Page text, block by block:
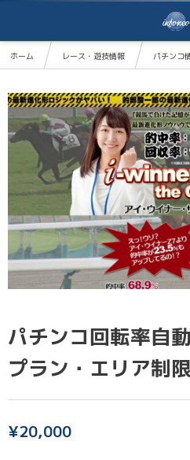
ホーム レース・遊技情報
パチンコ
パチンコ回転率自
プラン・エリア制
¥20,000